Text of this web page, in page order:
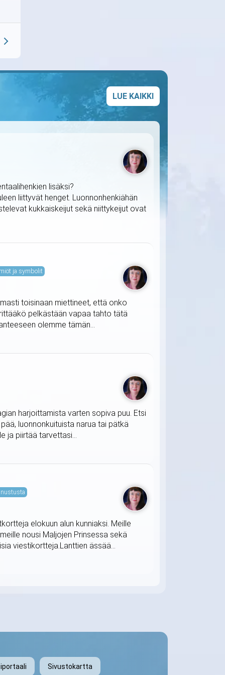
LUE KAIKKI
lisäksi?
liittyvät henget. Luonnonhenkiähän
kukkaiskeijut sekä niittykeijut ovat
ja symbolit
toisinaan miettineet, että onko
pelkästään vapaa tahto tätä
olemme tämän...
harjoittamista varten sopiva puu. Etsi
luonnonkuituista narua tai pätkä
ja piirtää tarvettasi...
elokuun alun kunniaksi. Meille
nousi Maljojen Prinsessa sekä
viestikortteja.Lanttien ässää...
Sivustokartta